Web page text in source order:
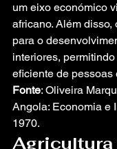
um eixo económico
africano. Além disso,
para o
interiores,
eficiente de pessoas
Fonte: Oliveira
Angola: Economia e
1970.
Agricultura